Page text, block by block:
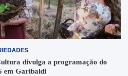
divulga a programação do
em Garibaldi